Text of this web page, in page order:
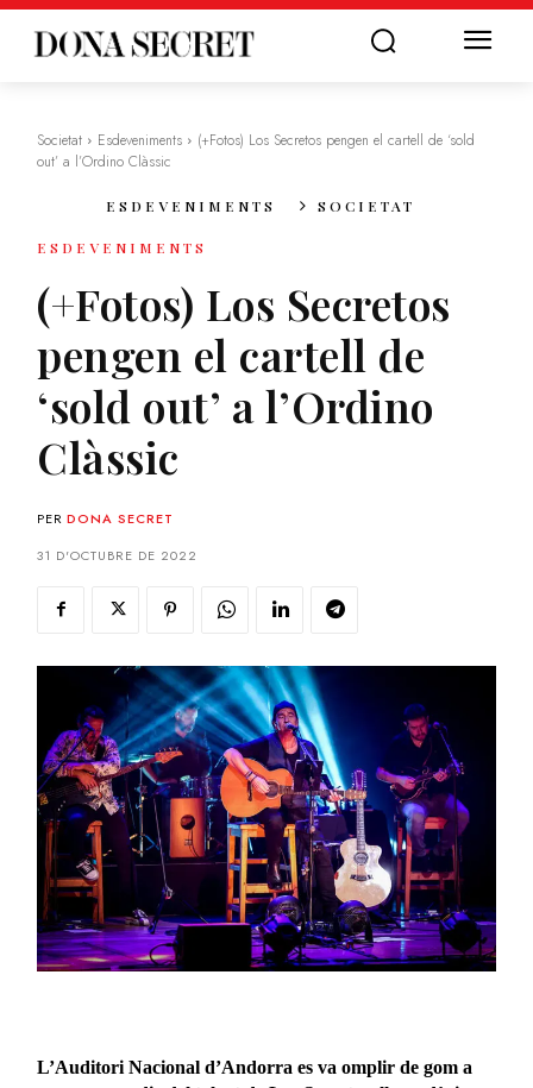
Societat Esdeveniments
(+Fotos) Los Secretos pengen el cartell de ‘sold
out’ a l’Ordino Clàssic
ESDEVENIMENTS SOCIETAT
ESDEVENIMENTS
(+Fotos) Los Secretos
pengen el cartell de
‘sold out’ a l’Ordino
Clàssic
PER DONA SECRET
31 D'OCTUBRE DE 2022
L’Auditori Nacional d’Andorra es va omplir de gom a